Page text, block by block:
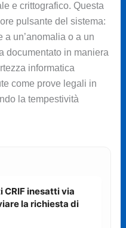
e crittografico. Questa
pulsante del sistema:
a un’anomalia o a un
documentato in maniera
informatica
come prove legali in
la tempestività
inesatti via
la richiesta di